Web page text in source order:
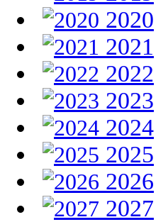
2020
2021
2022
2023
2024
2025
2026
2027